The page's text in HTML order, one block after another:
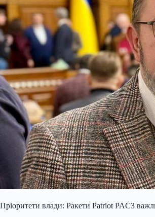
Пріоритети влади: Ракети Patriot PAC3